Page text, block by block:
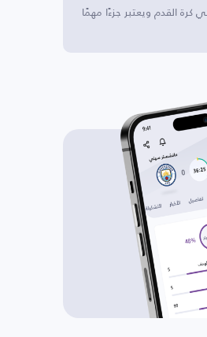
القدم ويعتبر جزءًا مهمًا